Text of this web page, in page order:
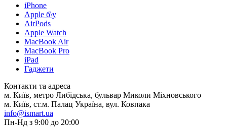
iPhone
Apple б\у
AirPods
Apple Watch
MacBook Air
MacBook Pro
iPad
Гаджети
Контакти та адреса
м. Київ, метро Либідська, бульвар Миколи Міхновського
м. Київ, ст.м. Палац Україна, вул. Ковпака
info@ismart.ua
Пн-Нд з 9:00 до 20:00